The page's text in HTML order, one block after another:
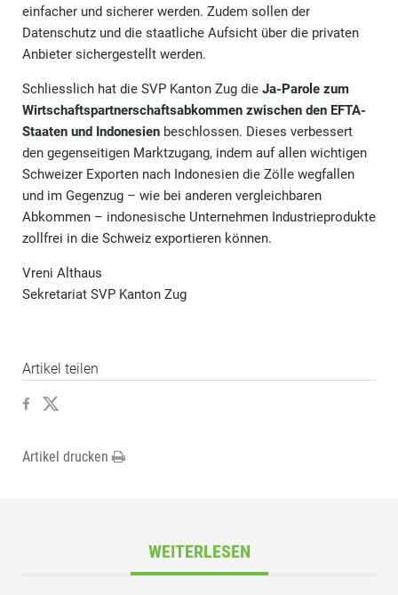
einfacher und sicherer werden. Zudem sollen der
Datenschutz und die staatliche Aufsicht über die privaten
Anbieter sichergestellt werden.
Schliesslich hat die SVP Kanton Zug die Ja-Parole zum
Wirtschaftspartnerschaftsabkommen zwischen den EFTA-
Staaten und Indonesien beschlossen. Dieses verbessert
den gegenseitigen Marktzugang, indem auf allen wichtigen
Schweizer Exporten nach Indonesien die Zölle wegfallen
und im Gegenzug – wie bei anderen vergleichbaren
Abkommen – indonesische Unternehmen Industrieprodukte
zollfrei in die Schweiz exportieren können.
Vreni Althaus
Sekretariat SVP Kanton Zug
Artikel teilen
Artikel drucken
WEITERLESEN